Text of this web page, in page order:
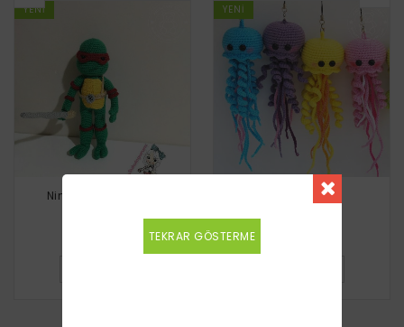
YENI
Ninja Kaplumbağa
YENI
Denizanası
TEKRAR GÖSTERME